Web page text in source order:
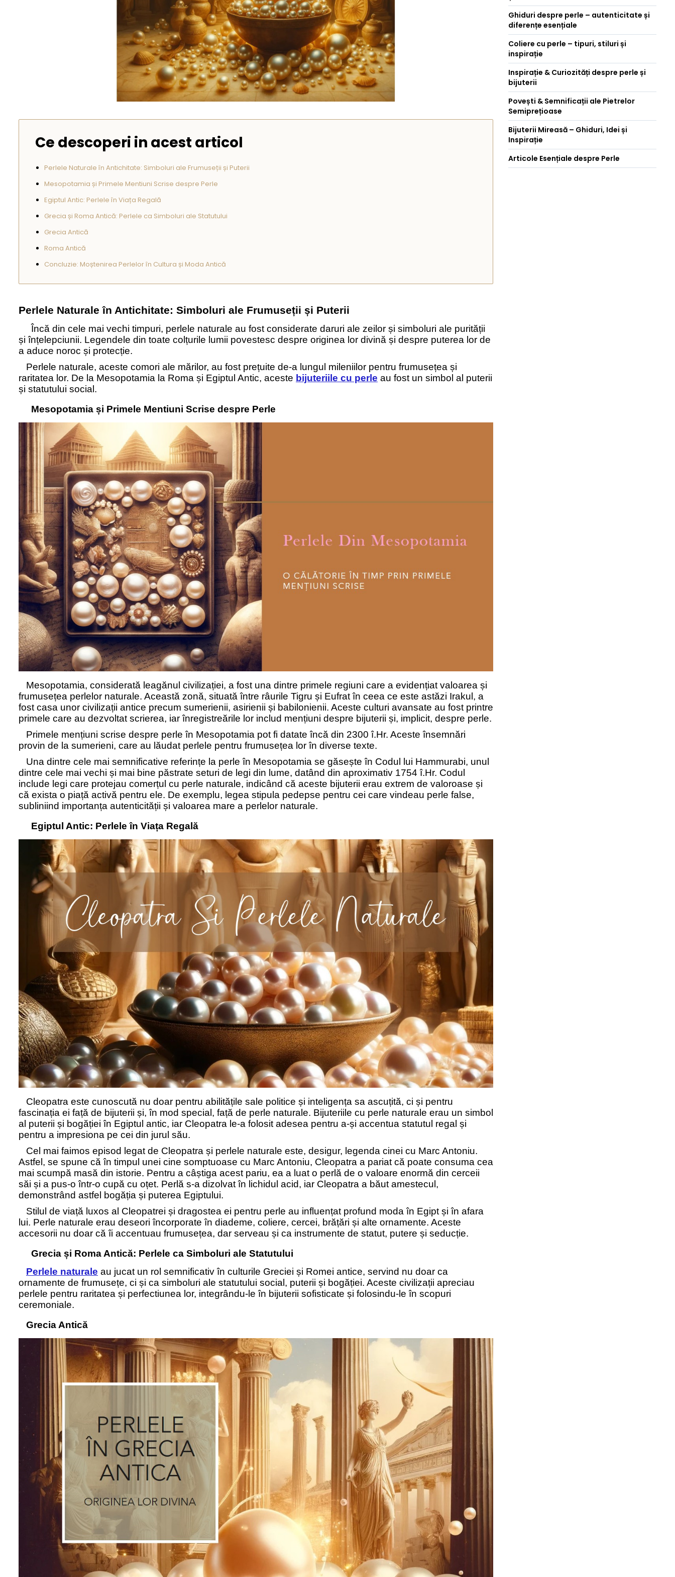
Ce descoperi in acest articol
Perlele Naturale în Antichitate: Simboluri ale Frumuseții și Puterii
Mesopotamia și Primele Mentiuni Scrise despre Perle
Egiptul Antic: Perlele în Viața Regală
Grecia și Roma Antică: Perlele ca Simboluri ale Statutului
Grecia Antică
Roma Antică
Concluzie: Moștenirea Perlelor în Cultura și Moda Antică
Perlele Naturale în Antichitate: Simboluri ale Frumuseții și Puterii
Încă din cele mai vechi timpuri, perlele naturale au fost considerate daruri ale zeilor și simboluri ale purității
și înțelepciunii. Legendele din toate colțurile lumii povestesc despre originea lor divină și despre puterea lor de
a aduce noroc și protecție.
Perlele naturale, aceste comori ale mărilor, au fost prețuite de-a lungul mileniilor pentru frumusețea și
raritatea lor. De la Mesopotamia la Roma și Egiptul Antic, aceste bijuteriile cu perle au fost un simbol al puterii
și statutului social.
Mesopotamia și Primele Mentiuni Scrise despre Perle
Mesopotamia, considerată leagănul civilizației, a fost una dintre primele regiuni care a evidențiat valoarea și
frumusețea perlelor naturale. Această zonă, situată între râurile Tigru și Eufrat în ceea ce este astăzi Irakul, a
fost casa unor civilizații antice precum sumerienii, asirienii și babilonienii. Aceste culturi avansate au fost printre
primele care au dezvoltat scrierea, iar înregistreările lor includ mențiuni despre bijuterii și, implicit, despre perle.
Primele mențiuni scrise despre perle în Mesopotamia pot fi datate încă din 2300 î.Hr. Aceste însemnări
provin de la sumerieni, care au lăudat perlele pentru frumusețea lor în diverse texte.
Una dintre cele mai semnificative referințe la perle în Mesopotamia se găsește în Codul lui Hammurabi, unul
dintre cele mai vechi și mai bine păstrate seturi de legi din lume, datând din aproximativ 1754 î.Hr. Codul
include legi care protejau comerțul cu perle naturale, indicând că aceste bijuterii erau extrem de valoroase și
că exista o piață activă pentru ele. De exemplu, legea stipula pedepse pentru cei care vindeau perle false,
subliniind importanța autenticității și valoarea mare a perlelor naturale.
Egiptul Antic: Perlele în Viața Regală
Cleopatra este cunoscută nu doar pentru abilitățile sale politice și inteligența sa ascuțită, ci și pentru
fascinația ei față de bijuterii și, în mod special, față de perle naturale. Bijuteriile cu perle naturale erau un simbol
al puterii și bogăției în Egiptul antic, iar Cleopatra le-a folosit adesea pentru a-și accentua statutul regal și
pentru a impresiona pe cei din jurul său.
Cel mai faimos episod legat de Cleopatra și perlele naturale este, desigur, legenda cinei cu Marc Antoniu.
Astfel, se spune că în timpul unei cine somptuoase cu Marc Antoniu, Cleopatra a pariat că poate consuma cea
mai scumpă masă din istorie. Pentru a câștiga acest pariu, ea a luat o perlă de o valoare enormă din cerceii
săi și a pus-o într-o cupă cu oțet. Perlă s-a dizolvat în lichidul acid, iar Cleopatra a băut amestecul,
demonstrând astfel bogăția și puterea Egiptului.
Stilul de viață luxos al Cleopatrei și dragostea ei pentru perle au influențat profund moda în Egipt și în afara
lui. Perle naturale erau deseori încorporate în diademe, coliere, cercei, brățări și alte ornamente. Aceste
accesorii nu doar că îi accentuau frumusețea, dar serveau și ca instrumente de statut, putere și seducție.
Grecia și Roma Antică: Perlele ca Simboluri ale Statutului
Perlele naturale au jucat un rol semnificativ în culturile Greciei și Romei antice, servind nu doar ca
ornamente de frumusețe, ci și ca simboluri ale statutului social, puterii și bogăției. Aceste civilizații apreciau
perlele pentru raritatea și perfectiunea lor, integrându-le în bijuterii sofisticate și folosindu-le în scopuri
ceremoniale.
Grecia Antică
Ghiduri despre perle – autenticitate și
diferențe esențiale
Coliere cu perle – tipuri, stiluri și
inspirație
Inspirație & Curiozități despre perle și
bijuterii
Povești & Semnificații ale Pietrelor
Semiprețioase
Bijuterii Mireasă – Ghiduri, Idei și
Inspirație
Articole Esențiale despre Perle